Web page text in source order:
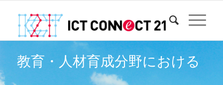
教育・人材育成分野における